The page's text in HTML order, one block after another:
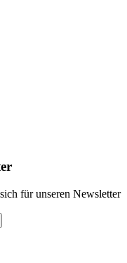
für unseren Newsletter